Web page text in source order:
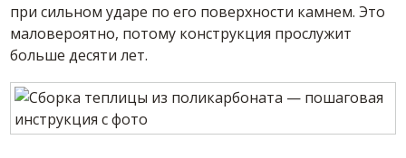
при сильном ударе по его поверхности камнем. Это
маловероятно, потому конструкция прослужит
больше десяти лет.